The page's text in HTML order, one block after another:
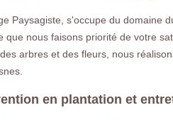
Paysagiste, s'occupe du domaine
que nous faisons priorité de votre
arbres et des fleurs, nous
en plantation et